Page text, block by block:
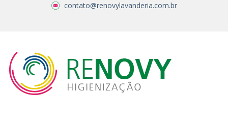
contato@renovylavanderia.com.br